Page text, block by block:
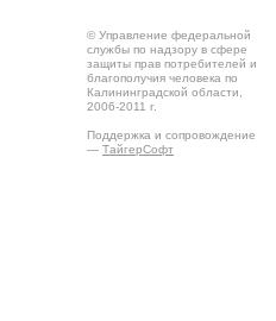
© Управление федеральной
службы по надзору в сфере
защиты прав потребителей и
благополучия человека по
Калининградской области,
2006-2011 г.
Поддержка и сопровождение
— ТайгерСофт